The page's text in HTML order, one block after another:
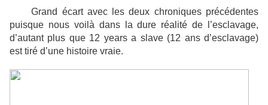
Grand écart avec les deux chroniques précédentes
puisque nous voilà dans la dure réalité de l’esclavage,
d’autant plus que 12 years a slave (12 ans d’esclavage)
est tiré d’une histoire vraie.